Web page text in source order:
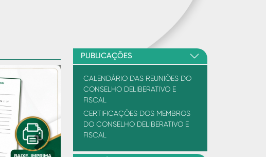
Next
PUBLICAÇÕES
CALENDÁRIO DAS REUNIÕES DO
CONSELHO DELIBERATIVO E
FISCAL
CERTIFICAÇÕES DOS MEMBROS
DO CONSELHO DELIBERATIVO E
FISCAL